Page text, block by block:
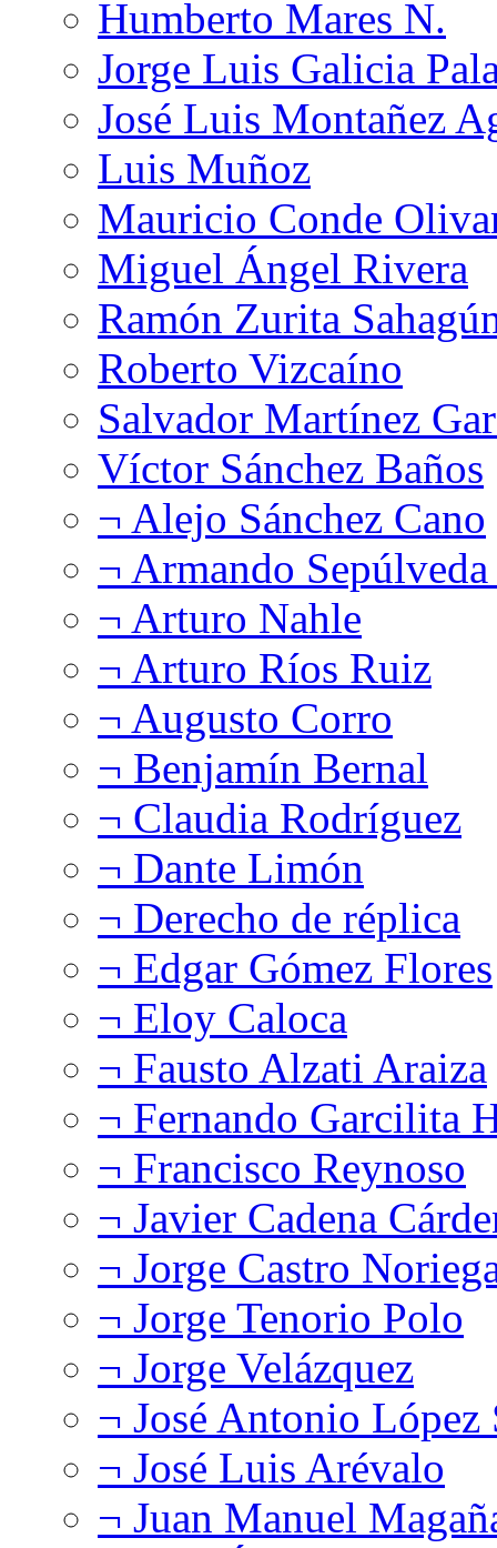
Humberto Mares N.
Jorge Luis Galicia
José Luis Montañez
Luis Muñoz
Mauricio Conde
Miguel Ángel Rivera
Ramón Zurita
Roberto Vizcaíno
Salvador Martínez
Víctor Sánchez Baños
¬ Alejo Sánchez Cano
¬ Armando
¬ Arturo Nahle
¬ Arturo Ríos Ruiz
¬ Augusto Corro
¬ Benjamín Bernal
¬ Claudia Rodríguez
¬ Dante Limón
¬ Derecho de réplica
¬ Edgar Gómez Flores
¬ Eloy Caloca
¬ Fausto Alzati Araiza
¬ Fernando Garcilita
¬ Francisco Reynoso
¬ Javier Cadena
¬ Jorge Castro
¬ Jorge Tenorio Polo
¬ Jorge Velázquez
¬ José Antonio López
¬ José Luis Arévalo
¬ Juan Manuel